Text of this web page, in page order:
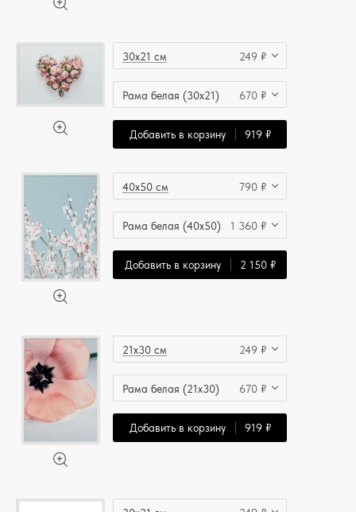
30x21 см 249 ₽
Рама белая (30x21) 670 ₽
Добавить в корзину 919 ₽
40x50 см 790 ₽
Рама белая (40x50) 1 360 ₽
Добавить в корзину 2 150 ₽
21x30 см 249 ₽
Рама белая (21x30) 670 ₽
Добавить в корзину 919 ₽